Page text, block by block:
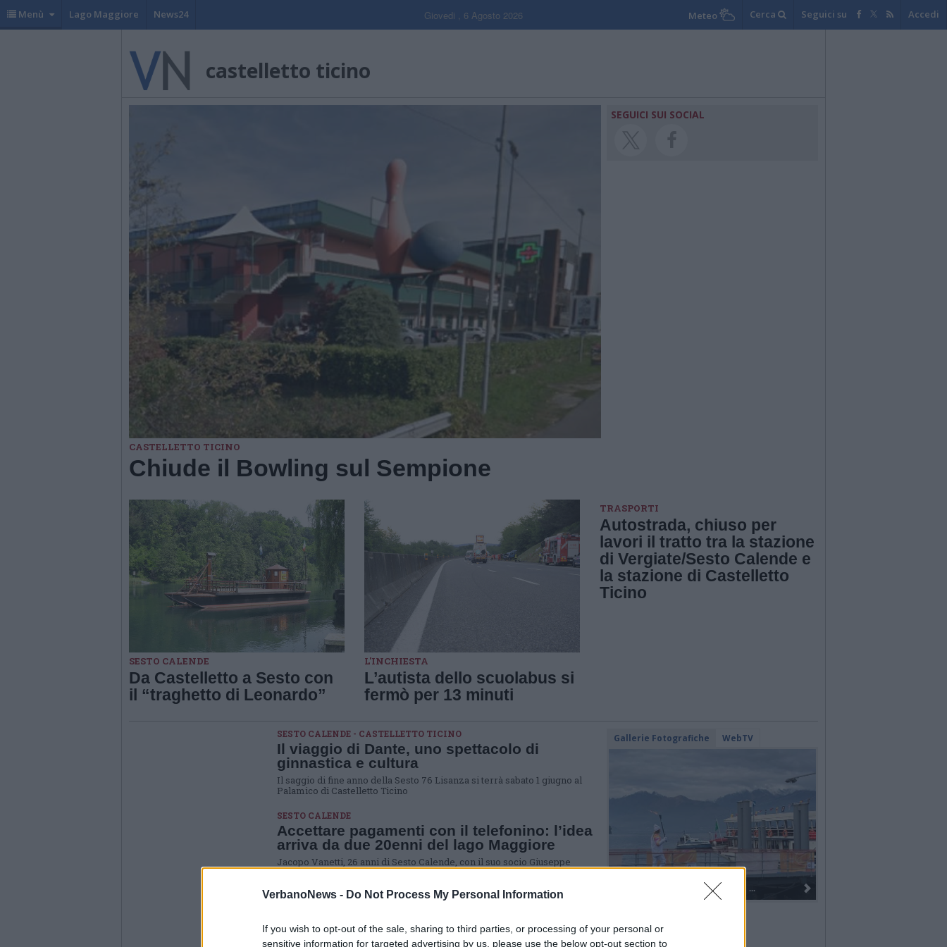
VerbanoNews - Do Not Process My Personal Information
If you wish to opt-out of the sale, sharing to third parties, or processing of your personal or
sensitive information for targeted advertising by us, please use the below opt-out section to
Menù Lago Maggiore News24 Giovedi , 6 Agosto 2026 Meteo Cerca Seguici su Accedi
castelletto ticino
CASTELLETTO TICINO
Chiude il Bowling sul Sempione
SEGUICI SUI SOCIAL
SESTO CALENDE
Da Castelletto a Sesto con
il “traghetto di Leonardo”
L'INCHIESTA
L’autista dello scuolabus si
fermò per 13 minuti
TRASPORTI
Autostrada, chiuso per
lavori il tratto tra la stazione
di Vergiate/Sesto Calende e
la stazione di Castelletto
Ticino
SESTO CALENDE - CASTELLETTO TICINO
Il viaggio di Dante, uno spettacolo di
ginnastica e cultura
Il saggio di fine anno della Sesto 76 Lisanza si terrà sabato 1 giugno al
Palamico di Castelletto Ticino
SESTO CALENDE
Accettare pagamenti con il telefonino: l’idea
arriva da due 20enni del lago Maggiore
Jacopo Vanetti, 26 anni di Sesto Calende, con il suo socio Giuseppe
Saponaro, 27 enne di Castelletto Ticino, ha da tre anni una azienda che
Su Facebook le notizie fresche di vent’anni
fa
Gallerie Fotografiche WebTV
I 100 anni del Corpo Musicale di